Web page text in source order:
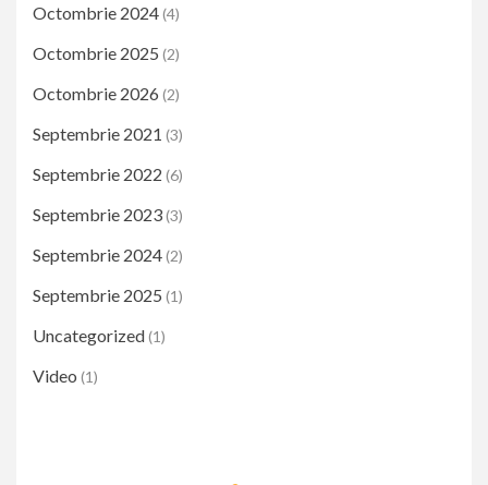
Octombrie 2024(4)
Octombrie 2025 (2)
Octombrie 2026 (2)
Septembrie 2021 (3)
Septembrie 2022 (6)
Septembrie 2023(3)
Septembrie 2024(2)
Septembrie 2025 (1)
Uncategorized(1)
Video (1)